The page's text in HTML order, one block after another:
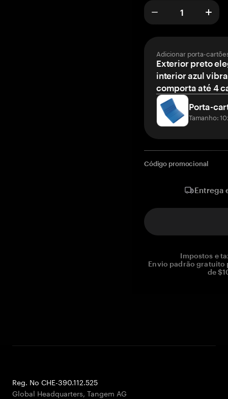
Adicionar porta-
Exterior preto
interior azul
comporta até 4
Porta-
Tamanho:
Código promocional
Entrega
Impostos e
Envio padrão gratuito
de
Reg. No CHE-390.112.525
Global Headquarters, Tangem AG